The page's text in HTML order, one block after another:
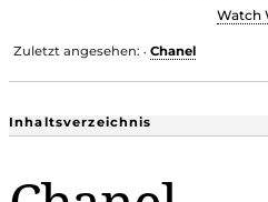
Watch
Zuletzt angesehen: • Chanel
Inhaltsverzeichnis